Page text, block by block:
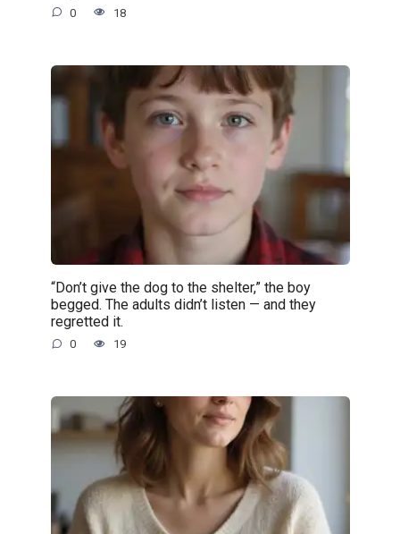
0 18
“Don’t give the dog to the shelter,” the boy
begged. The adults didn’t listen — and they
regretted it.
0 19